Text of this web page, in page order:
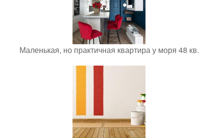
Маленькая, но практичная квартира у моря 48 кв.